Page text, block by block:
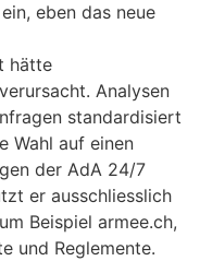
eben das neue
hätte
Analysen
standardisiert
Wahl auf einen
der AdA 24/7
er ausschliesslich
Beispiel armee.ch,
und Reglemente.